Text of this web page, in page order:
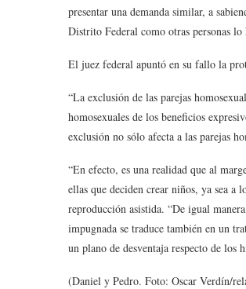
presentar una demanda similar, a
Distrito Federal como otras personas lo
El juez federal apuntó en su fallo la
“La exclusión de las parejas
homosexuales de los beneficios
exclusión no sólo afecta a las parejas
“En efecto, es una realidad que al
ellas que deciden crear niños, ya sea a
reproducción asistida. “De igual
impugnada se traduce también en un
un plano de desventaja respecto de los
(Daniel y Pedro. Foto: Oscar Verdín/